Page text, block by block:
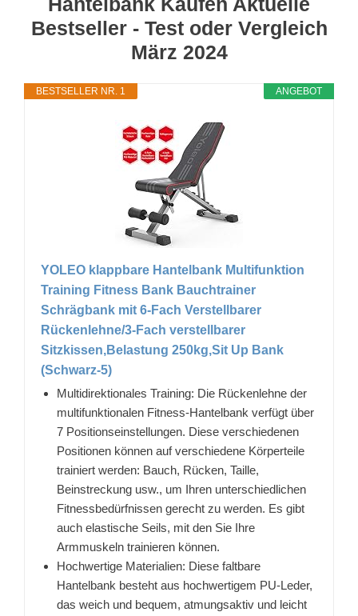
Bestseller - Test oder Vergleich
März 2024
ANGEBOT
BESTSELLER NR. 1
YOLEO klappbare Hantelbank Multifunktion
Training Fitness Bank Bauchtrainer
Schrägbank mit 6-Fach Verstellbarer
Rückenlehne/3-Fach verstellbarer
Sitzkissen,Belastung 250kg,Sit Up Bank
(Schwarz-5)
Multidirektionales Training: Die Rückenlehne der
multifunktionalen Fitness-Hantelbank verfügt über
7 Positionseinstellungen. Diese verschiedenen
Positionen können auf verschiedene Körperteile
trainiert werden: Bauch, Rücken, Taille,
Beinstreckung usw., um Ihren unterschiedlichen
Fitnessbedürfnissen gerecht zu werden. Es gibt
auch elastische Seils, mit den Sie Ihre
Armmuskeln trainieren können.
Hochwertige Materialien: Diese faltbare
Hantelbank besteht aus hochwertigem PU-Leder,
das weich und bequem, atmungsaktiv und leicht